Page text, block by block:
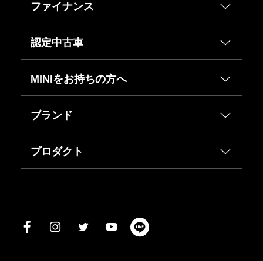
ファイナンス
認定中古車
MINIをお持ちの方へ
ブランド
プロダクト